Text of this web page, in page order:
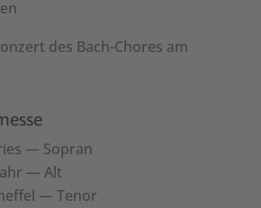
des Bach-Chores am
— Sopran
— Alt
— Tenor